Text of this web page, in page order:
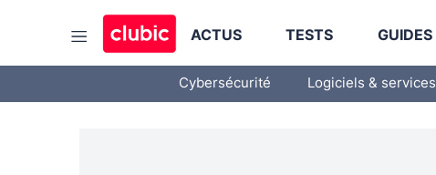
ACTUS TESTS GUIDES
Cybersécurité Logiciels & services